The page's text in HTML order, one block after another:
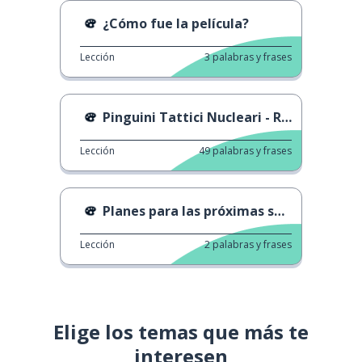
¿Cómo fue la película?
Lección 3palabras y frases
Pinguini Tattici Nucleari - Rubami la Notte
Lección 49palabras y frases
Planes para las próximas semanas
Lección 2palabras y frases
Elige los temas que más te
interesen